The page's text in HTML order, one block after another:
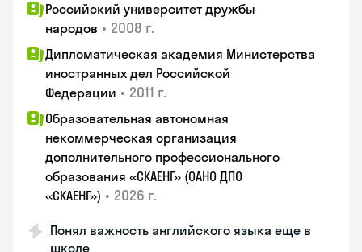
Российский университет дружбы
народов • 2008 г.
Дипломатическая академия Министерства
иностранных дел Российской
Федерации • 2011 г.
Образовательная автономная
некоммерческая организация
дополнительного профессионального
образования «СКАЕНГ» (ОАНО ДПО
«СКАЕНГ») • 2026 г.
Понял важность английского языка еще в
школе